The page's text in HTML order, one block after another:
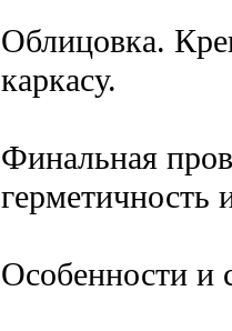
Облицовка.
каркасу.
Финальная
герметичность
Особенности и